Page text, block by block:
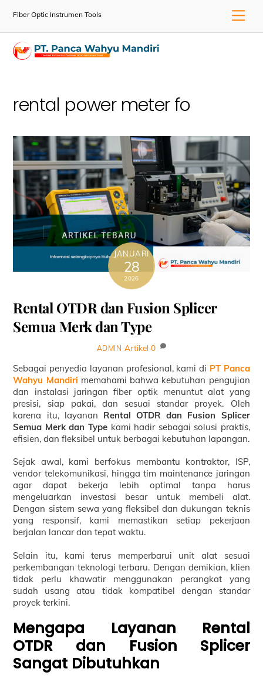
Fiber Optic Instrumen Tools
rental power meter fo
JANUARI
28
2026
Rental OTDR dan Fusion Splicer
Semua Merk dan Type
ADMIN Artikel 0
Sebagai penyedia layanan profesional, kami di PT Panca
Wahyu Mandiri memahami bahwa kebutuhan pengujian
dan instalasi jaringan fiber optik menuntut alat yang
presisi, siap pakai, dan sesuai standar proyek. Oleh
karena itu, layanan Rental OTDR dan Fusion Splicer
Semua Merk dan Typekami hadir sebagai solusi praktis,
efisien, dan fleksibel untuk berbagai kebutuhan lapangan.
Sejak awal, kami berfokus membantu kontraktor, ISP,
vendor telekomunikasi, hingga tim maintenance jaringan
agar dapat bekerja lebih optimal tanpa harus
mengeluarkan investasi besar untuk membeli alat.
Dengan sistem sewa yang fleksibel dan dukungan teknis
yang responsif, kami memastikan setiap pekerjaan
berjalan lancar dan tepat waktu.
Selain itu, kami terus memperbarui unit alat sesuai
perkembangan teknologi terbaru. Dengan demikian, klien
tidak perlu khawatir menggunakan perangkat yang
sudah usang atau tidak kompatibel dengan standar
proyek terkini.
Mengapa Layanan Rental
OTDR dan Fusion Splicer
Sangat Dibutuhkan